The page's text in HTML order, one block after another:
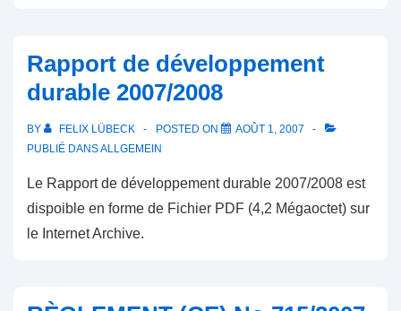
Rapport de développement
durable 2007/2008
BY FELIX LÜBECK POSTED ON
AOÛT 1, 2007
PUBLIÉ DANSALLGEMEIN
Le Rapport de développement durable 2007/2008 est
dispoible en forme de Fichier PDF (4,2 Mégaoctet) sur
le Internet Archive.